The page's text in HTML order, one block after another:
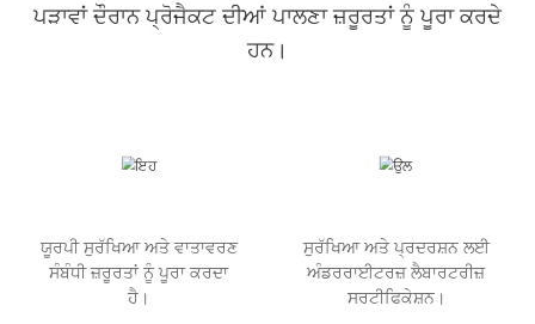
ਪੜਾਵਾਂ ਦੌਰਾਨ ਪ੍ਰੋਜੈਕਟ ਦੀਆਂ ਪਾਲਣਾ ਜ਼ਰੂਰਤਾਂ ਨੂੰ ਪੂਰਾ ਕਰਦੇ
ਹਨ।
ਯੂਰਪੀ ਸੁਰੱਖਿਆ ਅਤੇ ਵਾਤਾਵਰਣ
ਸੰਬੰਧੀ ਜ਼ਰੂਰਤਾਂ ਨੂੰ ਪੂਰਾ ਕਰਦਾ
ਹੈ।
ਸੁਰੱਖਿਆ ਅਤੇ ਪ੍ਰਦਰਸ਼ਨ ਲਈ
ਅੰਡਰਰਾਈਟਰਜ਼ ਲੈਬਾਰਟਰੀਜ਼
ਸਰਟੀਫਿਕੇਸ਼ਨ।